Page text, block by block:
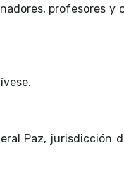
profesores y
Paz, jurisdicción